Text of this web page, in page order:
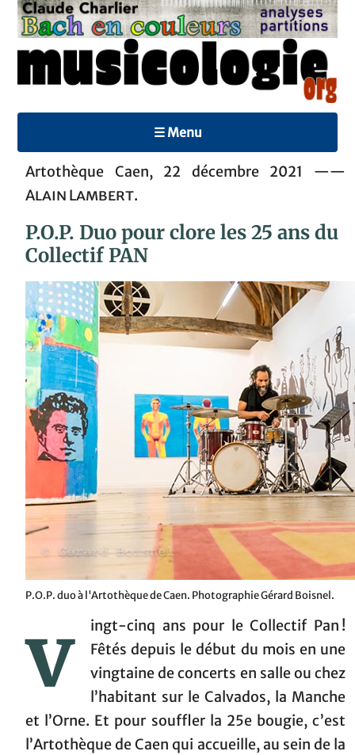
☰ Menu
Artothèque Caen, 22 décembre 2021 ——
Alain Lambert.
P.O.P. Duo pour clore les 25 ans du
Collectif PAN
P.O.P. duo à l'Artothèque de Caen. Photographie Gérard Boisnel.
v
ingt-cinq ans pour le Collectif Pan !
Fêtés depuis le début du mois en une
vingtaine de concerts en salle ou chez
l’habitant sur le Calvados, la Manche
et l’Orne. Et pour souffler la 25e bougie, c’est
l’Artothèque de Caen qui accueille, au sein de la